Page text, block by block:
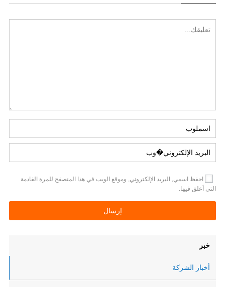
احفظ اسمي, البريد الإلكتروني, وموقع الويب في هذا المتصفح للمرة القادمة
التي أعلق فيها.
خبر
أخبار الشركة